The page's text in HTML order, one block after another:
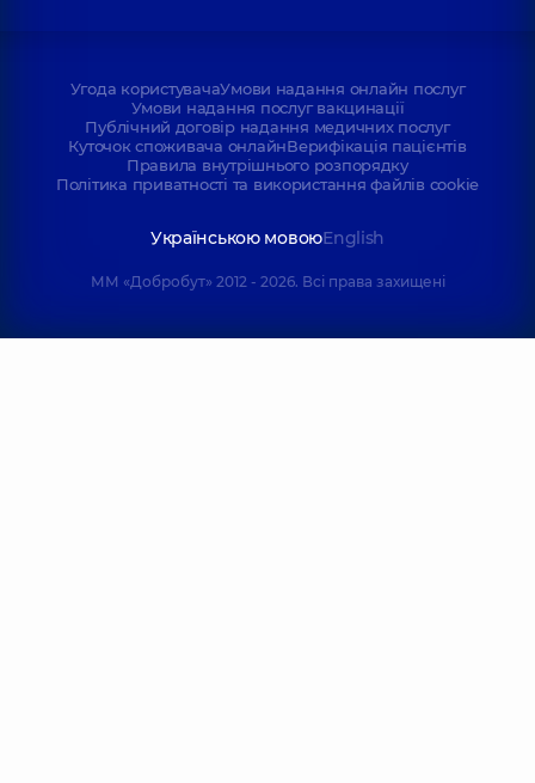
Угода користувачаУмови надання онлайн послуг
Умови надання послуг вакцинації
Публічний договір надання медичних послуг
Куточок споживача онлайнВерифікація пацієнтів
Правила внутрішнього розпорядку
Політика приватності та використання файлів cookie
Українською мовоюEnglish
ММ «Добробут» 2012 - 2026. Всі права захищені